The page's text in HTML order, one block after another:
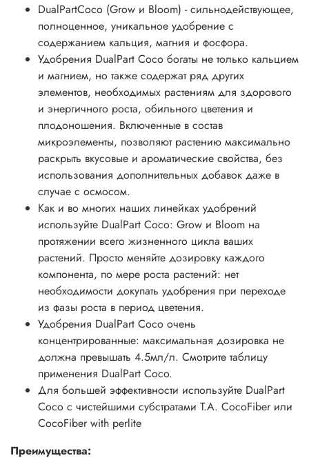
DualPartCoco (Grow и Bloom) - сильнодействующее,
полноценное, уникальное удобрение с
содержанием кальция, магния и фосфора.
Удобрения DualPart Coco богаты не только кальцием
и магнием, но также содержат ряд других
элементов, необходимых растениям для здорового
и энергичного роста, обильного цветения и
плодоношения. Включенные в состав
микроэлементы, позволяют растению максимально
раскрыть вкусовые и ароматические свойства, без
использования дополнительных добавок даже в
случае с осмосом.
Как и во многих наших линейках удобрений
используйте DualPart Coco: Grow и Bloom на
протяжении всего жизненного цикла ваших
растений. Просто меняйте дозировку каждого
компонента, по мере роста растений: нет
необходимости докупать удобрения при переходе
из фазы роста в период цветения.
Удобрения DualPart Coco очень
концентрированные: максимальная дозировка не
должна превышать 4.5мл/л. Смотрите таблицу
применения DualPart Coco.
Для большей эффективности используйте DualPart
Coco с чистейшими субстратами T.A. CocoFiber или
CocoFiber with perlite
Преимущества: